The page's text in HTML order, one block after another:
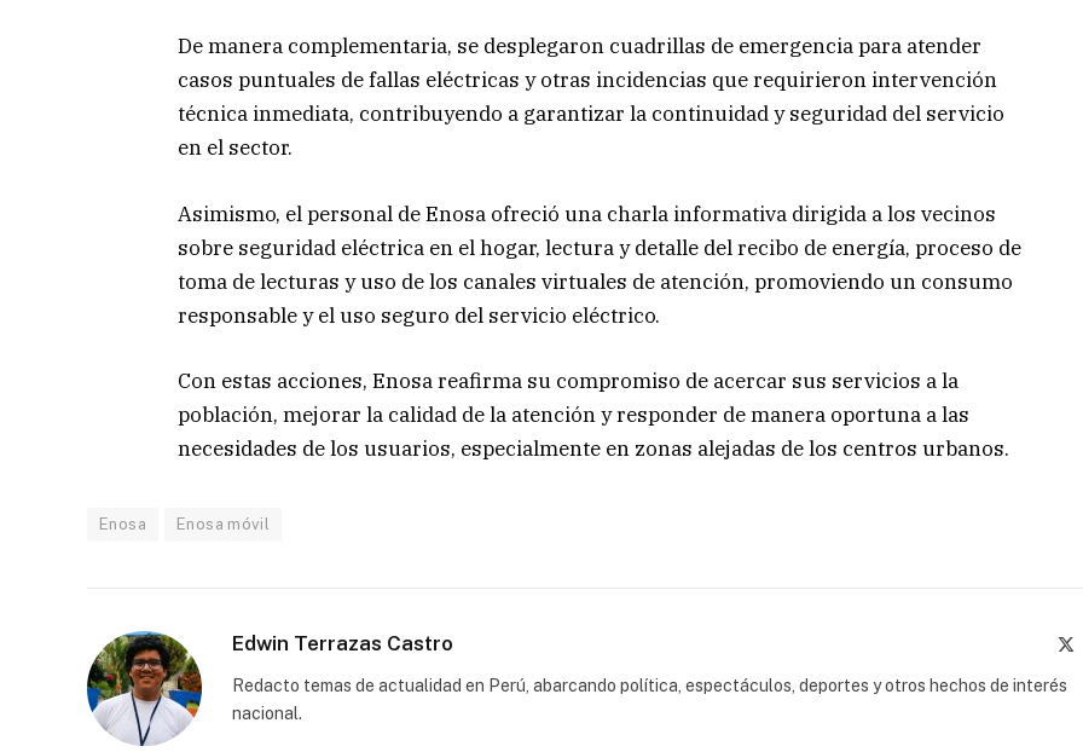
De manera complementaria, se desplegaron cuadrillas de emergencia para atender
casos puntuales de fallas eléctricas y otras incidencias que requirieron intervención
técnica inmediata, contribuyendo a garantizar la continuidad y seguridad del servicio
en el sector.
Asimismo, el personal de Enosa ofreció una charla informativa dirigida a los vecinos
sobre seguridad eléctrica en el hogar, lectura y detalle del recibo de energía, proceso de
toma de lecturas y uso de los canales virtuales de atención, promoviendo un consumo
responsable y el uso seguro del servicio eléctrico.
Con estas acciones, Enosa reafirma su compromiso de acercar sus servicios a la
población, mejorar la calidad de la atención y responder de manera oportuna a las
necesidades de los usuarios, especialmente en zonas alejadas de los centros urbanos.
Enosa Enosa móvil
Edwin Terrazas Castro
Redacto temas de actualidad en Perú, abarcando política, espectáculos, deportes y otros hechos de interés
nacional.